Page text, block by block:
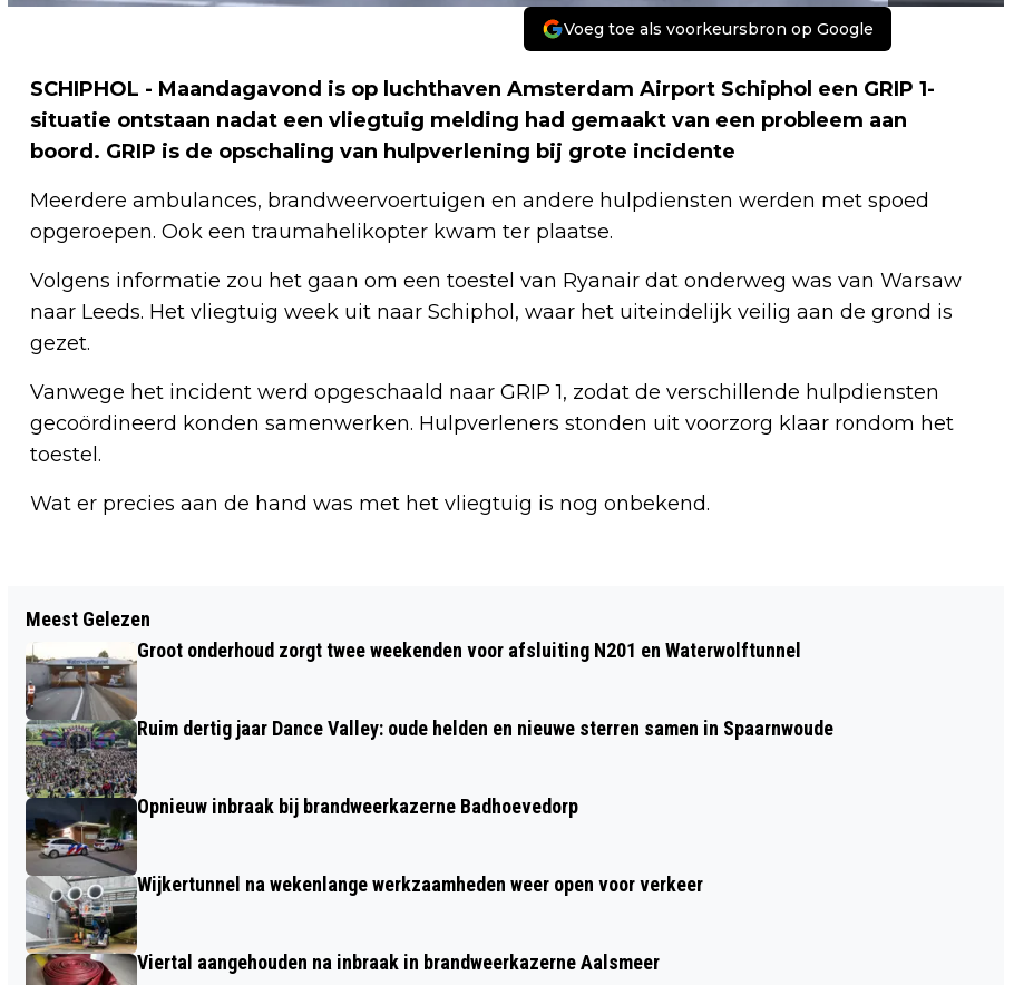
Voeg toe als voorkeursbron op Google
SCHIPHOL - Maandagavond is op luchthaven Amsterdam Airport Schiphol een GRIP 1-
situatie ontstaan nadat een vliegtuig melding had gemaakt van een probleem aan
boord. GRIP is de opschaling van hulpverlening bij grote incidente
Meerdere ambulances, brandweervoertuigen en andere hulpdiensten werden met spoed
opgeroepen. Ook een traumahelikopter kwam ter plaatse.
Volgens informatie zou het gaan om een toestel van Ryanair dat onderweg was van Warsaw
naar Leeds. Het vliegtuig week uit naar Schiphol, waar het uiteindelijk veilig aan de grond is
gezet.
Vanwege het incident werd opgeschaald naar GRIP 1, zodat de verschillende hulpdiensten
gecoördineerd konden samenwerken. Hulpverleners stonden uit voorzorg klaar rondom het
toestel.
Wat er precies aan de hand was met het vliegtuig is nog onbekend.
MILITAIRE COLONNE TREKT DOOR
NOORD-HOLLAND: PITTORESKE
DOORTOCHT VIA EGMOND, BAKKUM,
CASTRICUM, HEILOO EN LIMMEN
NATUURBEHEER MET CULTUTELE
Meest Gelezen
Groot onderhoud zorgt twee weekenden voor afsluiting N201 en Waterwolftunnel
Ruim dertig jaar Dance Valley: oude helden en nieuwe sterren samen in Spaarnwoude
Opnieuw inbraak bij brandweerkazerne Badhoevedorp
Wijkertunnel na wekenlange werkzaamheden weer open voor verkeer
Viertal aangehouden na inbraak in brandweerkazerne Aalsmeer